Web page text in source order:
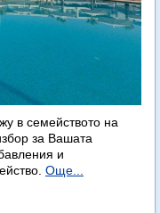
в семейството на
за Вашата
и
Още...